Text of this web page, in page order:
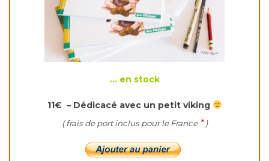
… en stock
11€ – Dédicacé avec un petit viking
( frais de port inclus pour le France *)